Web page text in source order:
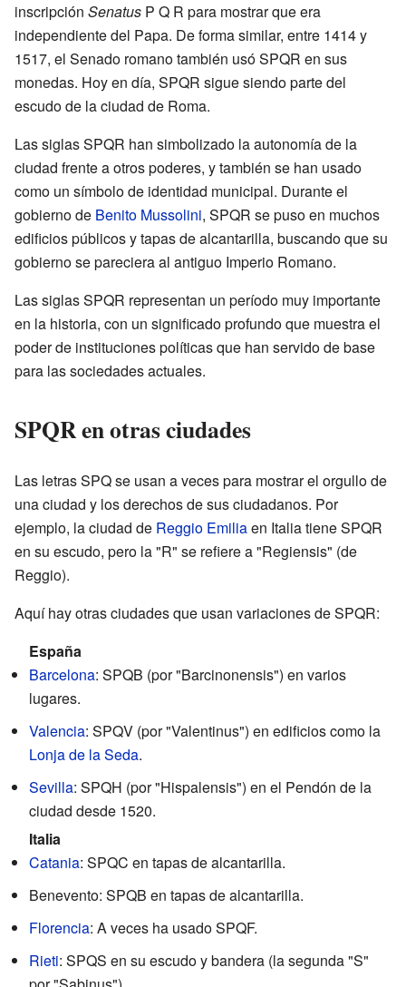
inscripción Senatus P Q R para mostrar que era
independiente del Papa. De forma similar, entre 1414 y
1517, el Senado romano también usó SPQR en sus
monedas. Hoy en día, SPQR sigue siendo parte del
escudo de la ciudad de Roma.
Las siglas SPQR han simbolizado la autonomía de la
ciudad frente a otros poderes, y también se han usado
como un símbolo de identidad municipal. Durante el
gobierno de Benito Mussolini, SPQR se puso en muchos
edificios públicos y tapas de alcantarilla, buscando que su
gobierno se pareciera al antiguo Imperio Romano.
Las siglas SPQR representan un período muy importante
en la historia, con un significado profundo que muestra el
poder de instituciones políticas que han servido de base
para las sociedades actuales.
SPQR en otras ciudades
Las letras SPQ se usan a veces para mostrar el orgullo de
una ciudad y los derechos de sus ciudadanos. Por
ejemplo, la ciudad de Reggio Emiliaen Italia tiene SPQR
en su escudo, pero la "R" se refiere a "Regiensis" (de
Reggio).
Aquí hay otras ciudades que usan variaciones de SPQR:
España
Barcelona: SPQB (por "Barcinonensis") en varios
lugares.
Valencia: SPQV (por "Valentinus") en edificios como la
Lonja de la Seda.
Sevilla: SPQH (por "Hispalensis") en el Pendón de la
ciudad desde 1520.
Italia
Catania: SPQC en tapas de alcantarilla.
Benevento: SPQB en tapas de alcantarilla.
Florencia: A veces ha usado SPQF.
Rieti: SPQS en su escudo y bandera (la segunda "S"